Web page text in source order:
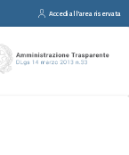
Accedi all'area riservata